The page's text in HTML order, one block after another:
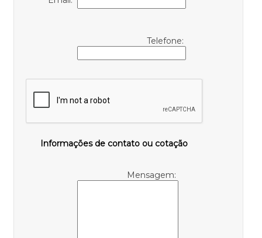
Telefone:
Informações de contato ou cotação
Mensagem: